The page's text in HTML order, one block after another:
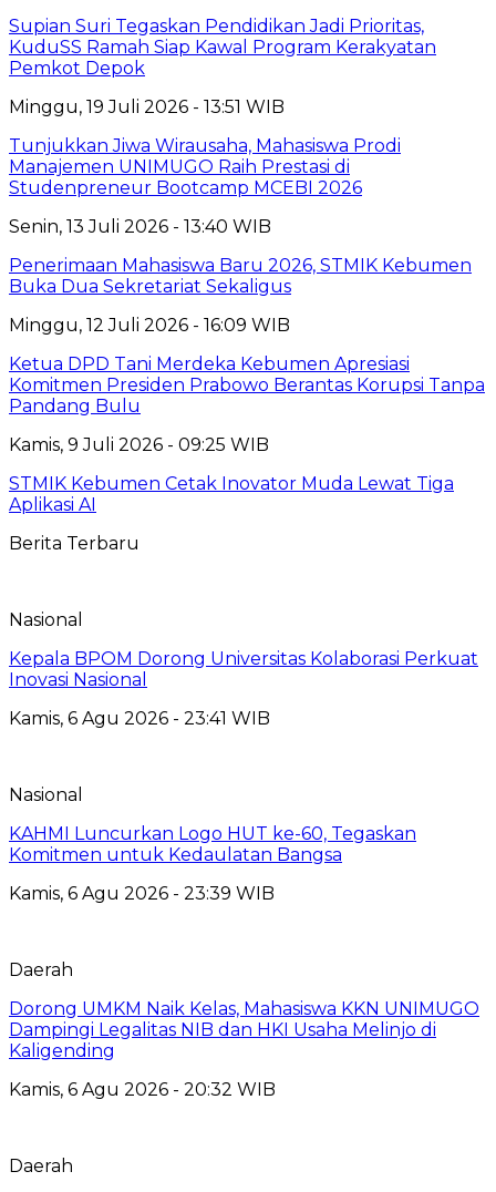
Supian Suri Tegaskan Pendidikan Jadi Prioritas,
KuduSS Ramah Siap Kawal Program Kerakyatan
Pemkot Depok
Minggu, 19 Juli 2026 - 13:51 WIB
Tunjukkan Jiwa Wirausaha, Mahasiswa Prodi
Manajemen UNIMUGO Raih Prestasi di
Studenpreneur Bootcamp MCEBI 2026
Senin, 13 Juli 2026 - 13:40 WIB
Penerimaan Mahasiswa Baru 2026, STMIK Kebumen
Buka Dua Sekretariat Sekaligus
Minggu, 12 Juli 2026 - 16:09 WIB
Ketua DPD Tani Merdeka Kebumen Apresiasi
Komitmen Presiden Prabowo Berantas Korupsi Tanpa
Pandang Bulu
Kamis, 9 Juli 2026 - 09:25 WIB
STMIK Kebumen Cetak Inovator Muda Lewat Tiga
Aplikasi AI
Berita Terbaru
Nasional
Kepala BPOM Dorong Universitas Kolaborasi Perkuat
Inovasi Nasional
Kamis, 6 Agu 2026 - 23:41 WIB
Nasional
KAHMI Luncurkan Logo HUT ke-60, Tegaskan
Komitmen untuk Kedaulatan Bangsa
Kamis, 6 Agu 2026 - 23:39 WIB
Daerah
Dorong UMKM Naik Kelas, Mahasiswa KKN UNIMUGO
Dampingi Legalitas NIB dan HKI Usaha Melinjo di
Kaligending
Kamis, 6 Agu 2026 - 20:32 WIB
Daerah